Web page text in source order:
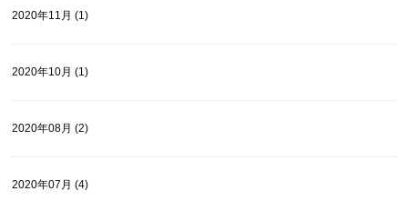
2020年11月 (1)
2020年10月 (1)
2020年08月 (2)
2020年07月 (4)